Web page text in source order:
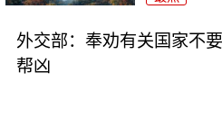
外交部：奉劝有关国家不
帮凶